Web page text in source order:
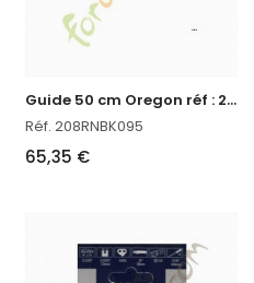
G
uide 50 cm Oregon réf : 208RNBK095 en stock
Réf. 208RNBK095
65,35 €